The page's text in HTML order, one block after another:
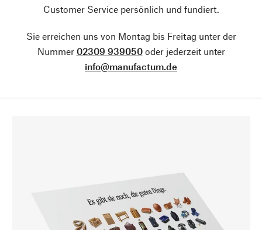
Customer Service persönlich und fundiert.
Sie erreichen uns von Montag bis Freitag unter der
Nummer 02309 939050oder jederzeit unter
info@manufactum.de